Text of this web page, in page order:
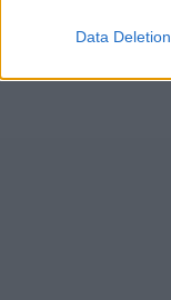
Data Deletion